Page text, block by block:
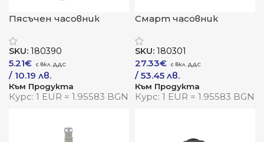
Пясъчен часовник
SKU: 180390
5.21€
/ 10.19 лв.
Към Продукта
Курс: 1 EUR = 1.95583 BGN
Смарт часовник
SKU: 180301
27.33€
/ 53.45 лв.
Към Продукта
Курс: 1 EUR = 1.95583 BGN